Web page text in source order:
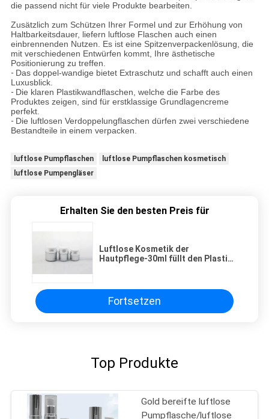
die passend nicht für viele Produkte bearbeiten.
Zusätzlich zum Schützen Ihrer Formel und zur Erhöhung von
Haltbarkeitsdauer, liefern luftlose Flaschen auch einen
einbrennenden Nutzen. Es ist eine Spitzenverpackenlösung, die
mit verschiedenen Entwürfen kommt, Ihre ästhetische
Positionierung zu treffen.
- Das doppel-wandige bietet Extraschutz und schafft auch einen
Luxusblick.
- Die klaren Plastikwandflaschen, welche die Farbe des
Produktes zeigen, sind für erstklassige Grundlagencreme
perfekt.
- Die luftlosen Verdoppelungflaschen dürfen zwei verschiedene
Bestandteile in einem verpacken.
luftlose Pumpflaschen
luftlose Pumpflaschen kosmetisch
luftlose Pumpengläser
Erhalten Sie den besten Preis für
Luftlose Kosmetik der
Hautpflege-30ml füllt den Plastik
Fortsetzen
Top Produkte
Gold bereifte luftlose
Pumpflasche/luftlose